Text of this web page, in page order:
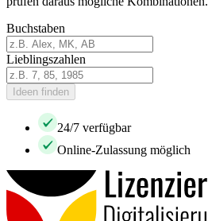
Buchstaben
Lieblingszahlen
Ideen finden
24/7 verfügbar
Online-Zulassung möglich